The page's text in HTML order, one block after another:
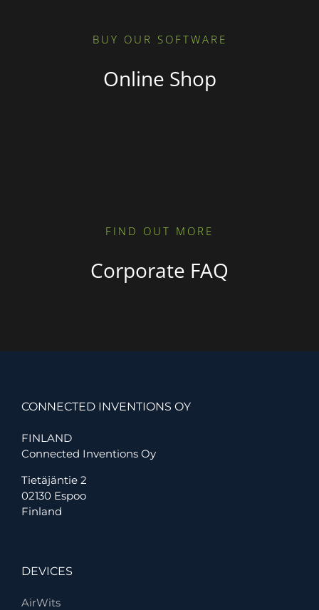
BUY OUR SOFTWARE
Online Shop
FIND OUT MORE
Corporate FAQ
CONNECTED INVENTIONS OY
FINLAND
Connected Inventions Oy
Tietäjäntie 2
02130 Espoo
Finland
DEVICES
AirWits